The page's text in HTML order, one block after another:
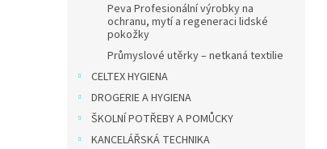
Peva Profesionální výrobky na
ochranu, mytí a regeneraci lidské
pokožky
Průmyslové utěrky – netkaná textilie
CELTEX HYGIENA
DROGERIE A HYGIENA
ŠKOLNÍ POTŘEBY A POMŮCKY
KANCELÁŘSKÁ TECHNIKA